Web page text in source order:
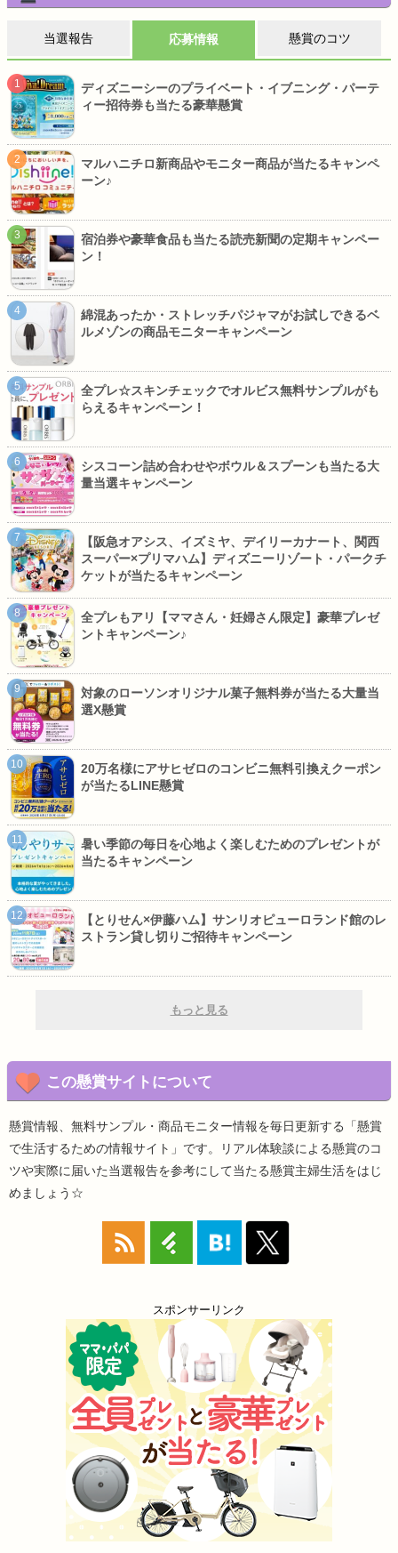
当選報告 応募情報 懸賞のコツ
ディズニーシーのプライベート・イブニング・パーテ
ィー招待券も当たる豪華懸賞
マルハニチロ新商品やモニター商品が当たるキャンペ
ーン♪
宿泊券や豪華食品も当たる読売新聞の定期キャンペー
ン！
綿混あったか・ストレッチパジャマがお試しできるベ
ルメゾンの商品モニターキャンペーン
全プレ☆スキンチェックでオルビス無料サンプルがも
らえるキャンペーン！
シスコーン詰め合わせやボウル＆スプーンも当たる大
量当選キャンペーン
【阪急オアシス、イズミヤ、デイリーカナート、関西
スーパー×プリマハム】ディズニーリゾート・パークチ
ケットが当たるキャンペーン
全プレもアリ【ママさん・妊婦さん限定】豪華プレゼ
ントキャンペーン♪
対象のローソンオリジナル菓子無料券が当たる大量当
選X懸賞
20万名様にアサヒゼロのコンビニ無料引換えクーポン
が当たるLINE懸賞
暑い季節の毎日を心地よく楽しむためのプレゼントが
当たるキャンペーン
【とりせん×伊藤ハム】サンリオピューロランド館のレ
ストラン貸し切りご招待キャンペーン
もっと見る
この懸賞サイトについて
懸賞情報、無料サンプル・商品モニター情報を毎日更新する「懸賞
で生活するための情報サイト」です。リアル体験談による懸賞のコ
ツや実際に届いた当選報告を参考にして当たる懸賞主婦生活をはじ
めましょう☆
スポンサーリンク